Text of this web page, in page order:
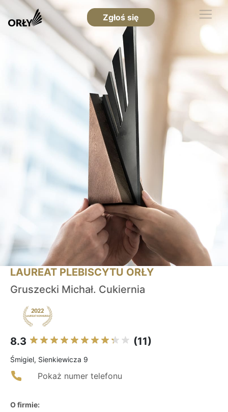
Zgłoś się
LAUREAT PLEBISCYTU ORŁY
Gruszecki Michał. Cukiernia
8.3 (11)
Śmigiel, Sienkiewicza 9
Pokaż numer telefonu
O firmie: